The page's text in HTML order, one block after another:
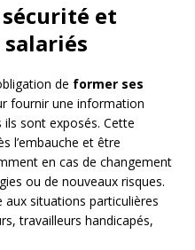
et
de former ses
fournir une information
sont exposés. Cette
l’embauche et être
en cas de changement
ou de nouveaux risques.
situations particulières
travailleurs handicapés,